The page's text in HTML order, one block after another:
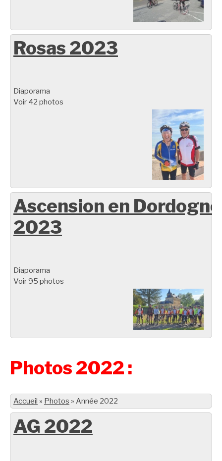
Rosas 2023
Diaporama
Voir 42 photos
Ascension en Dordogne
2023
Diaporama
Voir 95 photos
Photos 2022 :
Accueil » Photos » Année 2022
AG 2022